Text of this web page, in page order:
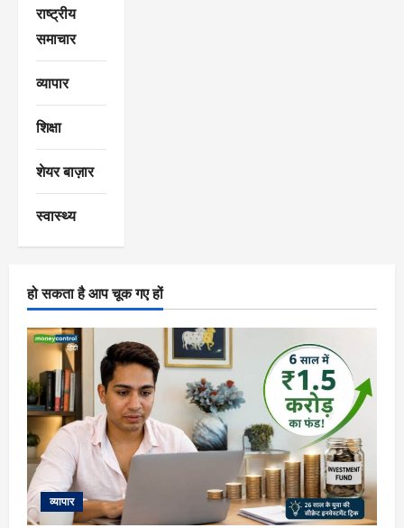
राष्ट्रीय
समाचार
व्यापार
शिक्षा
शेयर बाज़ार
स्वास्थ्य
हो सकता है आप चूक गए हों
व्यापार